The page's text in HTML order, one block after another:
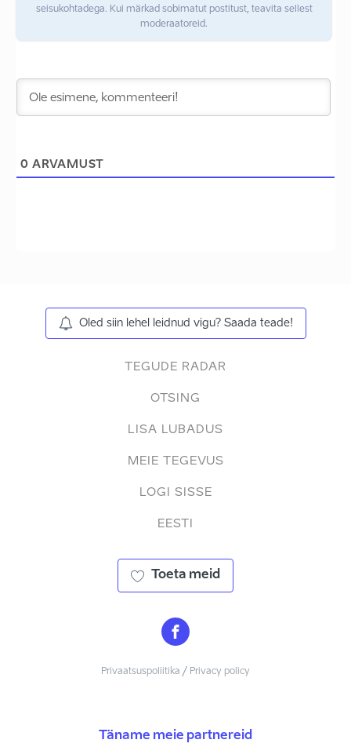
seisukohtadega. Kui märkad sobimatut postitust, teavita sellest
moderaatoreid.
0 ARVAMUST
Oled siin lehel leidnud vigu? Saada teade!
TEGUDE RADAR
OTSING
LISA LUBADUS
MEIE TEGEVUS
LOGI SISSE
EESTI
Toeta meid
Privaatsuspoliitika / Privacy policy
Täname meie partnereid